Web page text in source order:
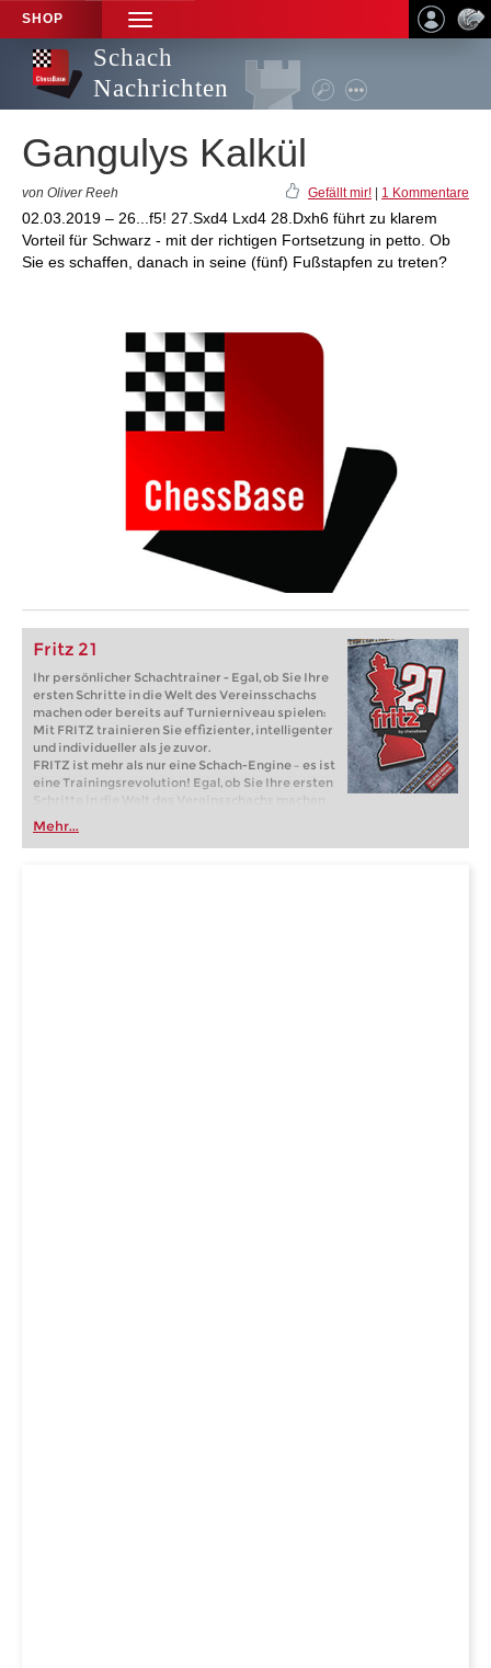
SHOP
TOGGLE
NAVIGATION
Schach
Nachrichten
Gangulys Kalkül
von Oliver Reeh Gefällt mir! 1 Kommentare
02.03.2019 – 26...f5! 27.Sxd4 Lxd4 28.Dxh6 führt zu klarem
Vorteil für Schwarz - mit der richtigen Fortsetzung in petto. Ob
Sie es schaffen, danach in seine (fünf) Fußstapfen zu treten?
Fritz 21
Ihr persönlicher Schachtrainer - Egal, ob Sie Ihre
ersten Schritte in die Welt des Vereinsschachs
machen oder bereits auf Turnierniveau spielen:
Mit FRITZ trainieren Sie effizienter, intelligenter
und individueller als je zuvor.
FRITZ ist mehr als nur eine Schach-Engine – es ist
eine Trainingsrevolution! Egal, ob Sie Ihre ersten
Schritte in die Welt des Vereinsschachs machen
oder bereits auf Turnierniveau spielen: Mit
FRITZ trainieren Sie effizienter, intelligenter und
individueller als je zuvor.
Mehr...